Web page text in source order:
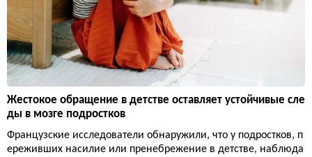
Жестокое обращение в детстве оставляет устойчивые сле
ды в мозге подростков
Французские исследователи обнаружили, что у подростков, п
ереживших насилие или пренебрежение в детстве, наблюда